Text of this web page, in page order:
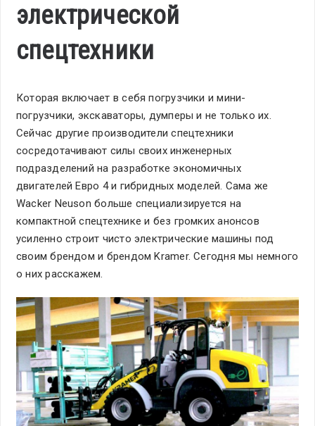
электрической
спецтехники
Которая включает в себя погрузчики и мини-
погрузчики, экскаваторы, думперы и не только их.
Сейчас другие производители спецтехники
сосредотачивают силы своих инженерных
подразделений на разработке экономичных
двигателей Евро 4 и гибридных моделей. Сама же
Wacker Neuson больше специализируется на
компактной спецтехнике и без громких анонсов
усиленно строит чисто электрические машины под
своим брендом и брендом Kramer. Сегодня мы немного
о них расскажем.